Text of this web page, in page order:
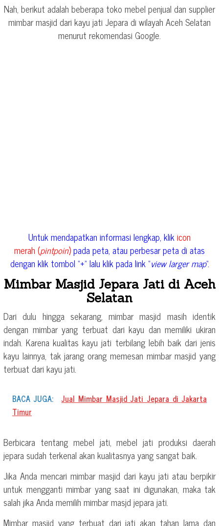
Nah, berikut adalah beberapa toko mebel penjual dan supplier
mimbar masjid dari kayu jati Jepara di wilayah Aceh Selatan
menurut rekomendasi Google.
Untuk mendapatkan informasi lengkap, klikicon
merah (pintpoin)pada peta, atau perbesar peta di atas
dengan klik tombol “+” lalu klik pada link “view larger map“.
Mimbar Masjid Jepara Jati di Aceh
Selatan
Dari dulu hingga sekarang, mimbar masjid masih identik
dengan mimbar yang terbuat dari kayu dan memiliki ukiran
indah. Karena kualitas kayu jati terbilang lebih baik dari jenis
kayu lainnya, tak jarang orang memesan mimbar masjid yang
terbuat dari kayu jati.
BACA JUGA:
Jual Mimbar Masjid Jati Jepara di Jakarta
Timur
Berbicara tentang mebel jati, mebel jati produksi daerah
jepara sudah terkenal akan kualitasnya yang sangat baik.
Jika Anda mencari mimbar masjid dari kayu jati atau berpikir
untuk mengganti mimbar yang saat ini digunakan, maka tak
salah jika Anda memilih mimbar masjd jepara jati.
Mimbar masjid yang terbuat dari jati akan tahan lama dan